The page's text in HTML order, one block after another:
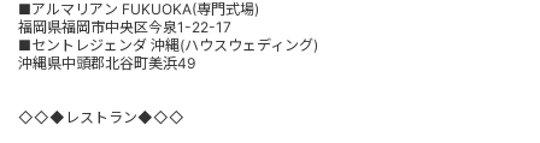
■アルマリアン FUKUOKA(専門式場)
福岡県福岡市中央区今泉1-22-17
■セントレジェンダ 沖縄(ハウスウェディング)
沖縄県中頭郡北谷町美浜49
◇◇◆レストラン◆◇◇